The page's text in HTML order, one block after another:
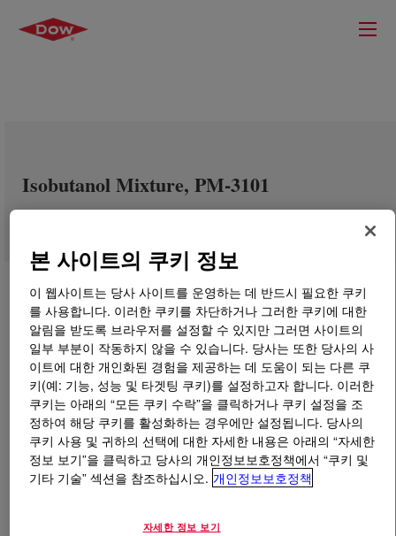
Isobutanol Mixture, PM-3101
무엇입니까 Isobutanol Mixture, PM-3101?
A blend of Isobutanol, primary amyl alcohol, and n-amyl
본 사이트의 쿠키 정보
이 웹사이트는 당사 사이트를 운영하는 데 반드시 필요한 쿠키
를 사용합니다. 이러한 쿠키를 차단하거나 그러한 쿠키에 대한
알림을 받도록 브라우저를 설정할 수 있지만 그러면 사이트의
일부 부분이 작동하지 않을 수 있습니다. 당사는 또한 당사의 사
이트에 대한 개인화된 경험을 제공하는 데 도움이 되는 다른 쿠
키(예: 기능, 성능 및 타겟팅 쿠키)를 설정하고자 합니다. 이러한
쿠키는 아래의 “모든 쿠키 수락”을 클릭하거나 쿠키 설정을 조
정하여 해당 쿠키를 활성화하는 경우에만 설정됩니다. 당사의
쿠키 사용 및 귀하의 선택에 대한 자세한 내용은 아래의 “자세한
정보 보기”을 클릭하고 당사의 개인정보보호정책에서 “쿠키 및
기타 기술” 섹션을 참조하십시오. 개인정보보호정책
자세한 정보 보기